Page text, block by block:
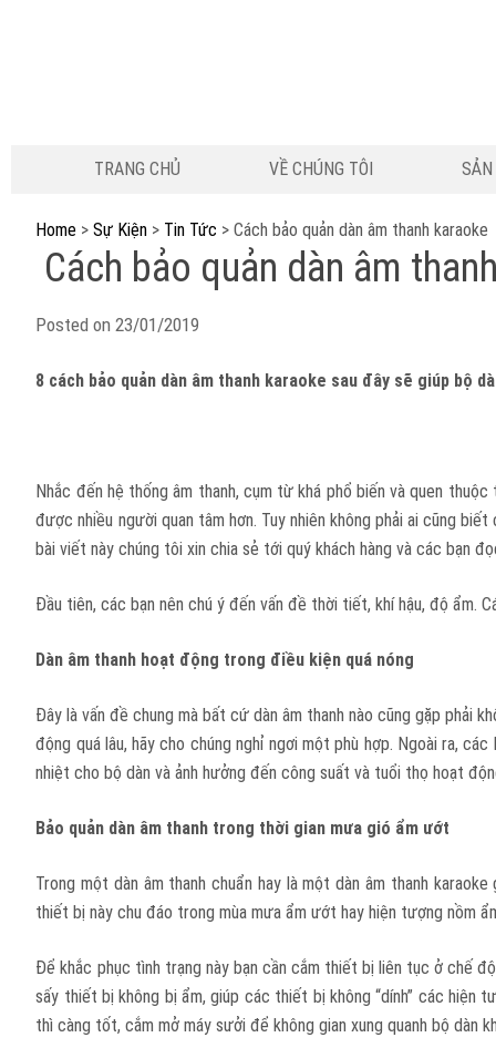
TRANG CHỦ VỀ CHÚNG TÔI
Home >Sự Kiện > Tin Tức >Cách bảo quản dàn âm thanh karaoke
Cách bảo quản dàn âm
Posted on23/01/2019
8 cách bảo quản dàn âm thanh karaoke sau đây sẽ giúp bộ
Nhắc đến hệ thống âm thanh, cụm từ khá phổ biến và quen
được nhiều người quan tâm hơn. Tuy nhiên không phải ai cũng
bài viết này chúng tôi xin chia sẻ tới quý khách hàng và các bạn
Đầu tiên, các bạn nên chú ý đến vấn đề thời tiết, khí hậu, độ ẩm.
Dàn âm thanh hoạt động trong điều kiện quá nóng
Đây là vấn đề chung mà bất cứ dàn âm thanh nào cũng gặp phải
động quá lâu, hãy cho chúng nghỉ ngơi một phù hợp. Ngoài ra,
nhiệt cho bộ dàn và ảnh hưởng đến công suất và tuổi thọ hoạt
Bảo quản dàn âm thanh trong thời gian mưa gió ẩm ướt
Trong một dàn âm thanh chuẩn hay là một dàn âm thanh
thiết bị này chu đáo trong mùa mưa ẩm ướt hay hiện tượng nồm
Để khắc phục tình trạng này bạn cần cắm thiết bị liên tục ở chế
sấy thiết bị không bị ẩm, giúp các thiết bị không “dính” các hiện
thì càng tốt, cắm mở máy sưởi để không gian xung quanh bộ dàn